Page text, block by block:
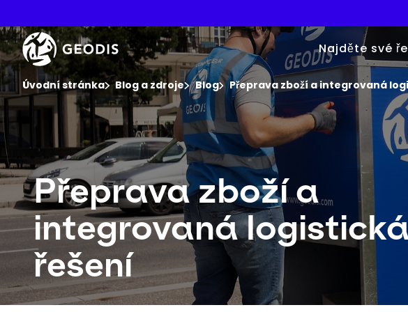
hlavní
obsah
Najděte své
You are here :
Úvodní stránka Blog a zdroje Blog Přeprava zboží a integrovaná
Keepeek
Přeprava zboží a
integrovaná logistická
řešení